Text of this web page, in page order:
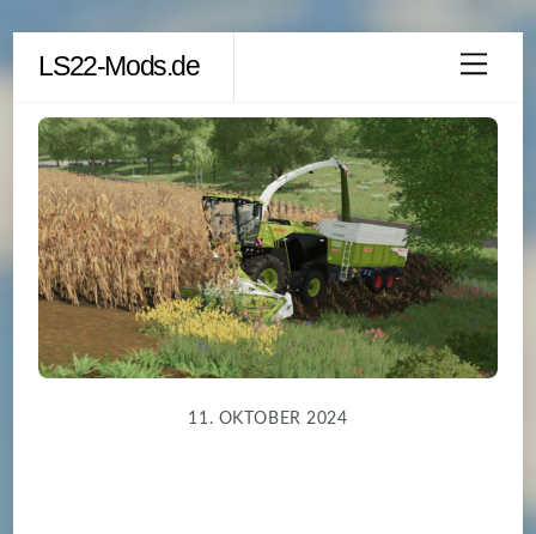
to
content
LS22-Mods.de
11. OKTOBER 2024